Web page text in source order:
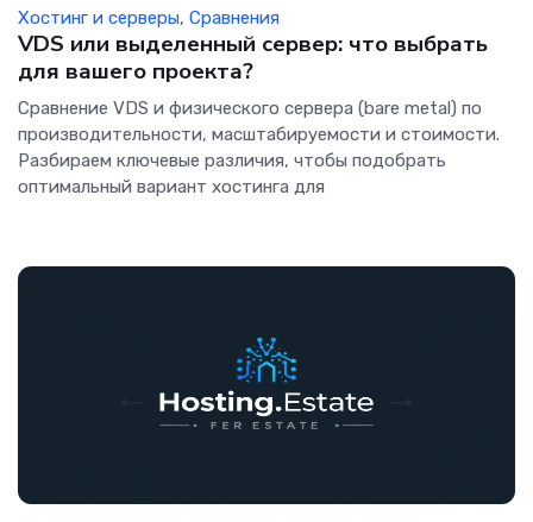
Хостинг и серверы, Сравнения
VDS или выделенный сервер: что выбрать
для вашего проекта?
Сравнение VDS и физического сервера (bare metal) по
производительности, масштабируемости и стоимости.
Разбираем ключевые различия, чтобы подобрать
оптимальный вариант хостинга для